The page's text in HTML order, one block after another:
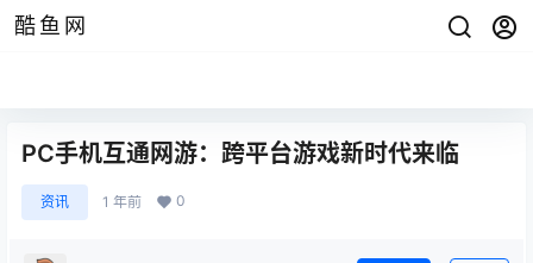
酷鱼网
PC手机互通网游：跨平台游戏新时代来临
资讯 1 年前 0